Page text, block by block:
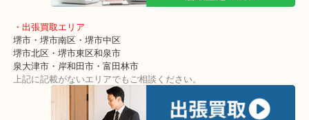
本日のお客様は常連様でよく買い替えをする際にご利用をいただい
ブランドバッグを高値で売るにはキレイな時に売る！が一番の鉄則
なので買い替えなどの時にはお早めに当店へお越しください！
・最寄り駅
東北高速鉄道線「栂・美木多駅」「光明池」「泉ヶ丘」
・ご来店が多いエリア